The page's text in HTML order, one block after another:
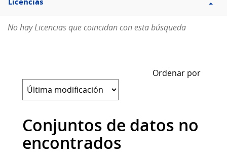
Licencias
No hay Licencias que coincidan con esta búsqueda
Ordenar por
Conjuntos de datos no
encontrados